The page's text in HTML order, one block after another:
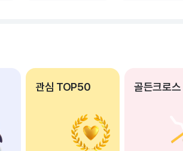
관심 TOP50 골든크로스